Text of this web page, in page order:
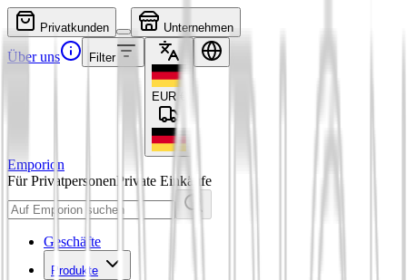
Privatkunden Unternehmen
Über uns Filter
EUR
Emporion
Für PrivatpersonenPrivate Einkäufe
Geschäfte
Produkte